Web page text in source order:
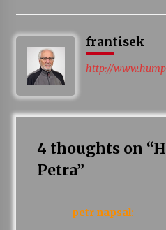
Varhanní recitál
Želiv
3. 7. 2026
30. 6. 2026
frantisek
http://
4 thoughts on “
Petra”
petr napsal: